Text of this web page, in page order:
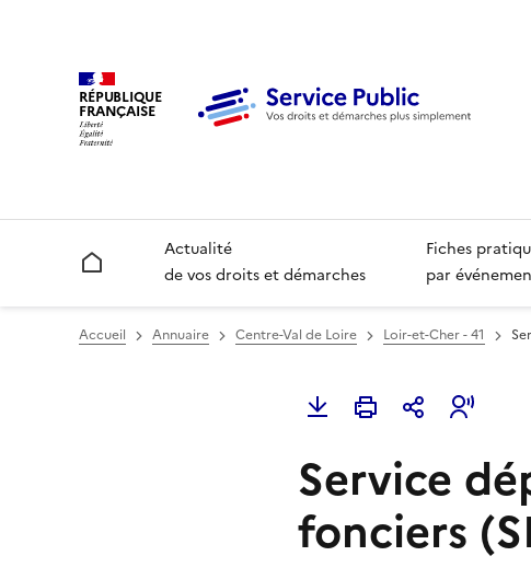
RÉPUBLIQUE
FRANÇAISE
Accueil
Actualité
de vos droits et démarches
Fiches
par
Accueil Annuaire Centre-Val de Loire Loir-et-Cher - 41
Service
fonciers